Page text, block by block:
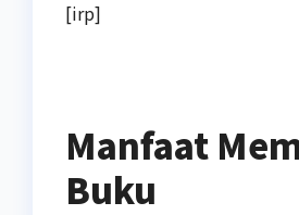
[irp]
Manfaat
Buku